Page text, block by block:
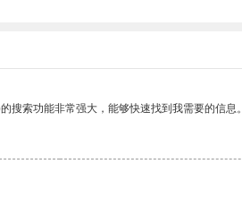
索功能非常强大，能够快速找到我需要的信息。